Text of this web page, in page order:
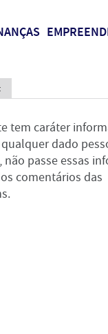
tem caráter
dado
passe essas
comentários das